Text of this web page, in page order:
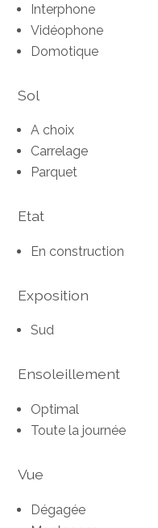
Interphone
Vidéophone
Domotique
Sol
A choix
Carrelage
Parquet
Etat
En construction
Exposition
Sud
Ensoleillement
Optimal
Toute la journée
Vue
Dégagée